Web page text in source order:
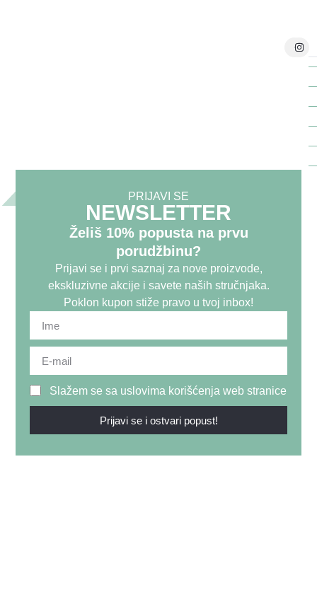
PRIJAVI SE
NEWSLETTER
Želiš 10% popusta na prvu
porudžbinu?
Prijavi se i prvi saznaj za nove proizvode,
ekskluzivne akcije i savete naših stručnjaka.
Poklon kupon stiže pravo u tvoj inbox!
Slažem se sa uslovima korišćenja web stranice
Prijavi se i ostvari popust!